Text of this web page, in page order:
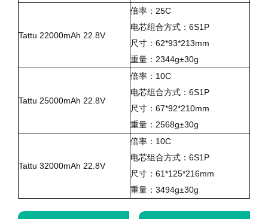
Tattu 22000mAh 22.8V
倍率： 25C
电芯组合方式： 6S1P
尺寸： 62*93*213mm
重量： 2344g±30g
Tattu 25000mAh 22.8V
倍率： 10C
电芯组合方式： 6S1P
尺寸： 67*92*210mm
重量： 2568g±30g
Tattu 32000mAh 22.8V
倍率： 10C
电芯组合方式： 6S1P
尺寸： 61*125*216mm
重量： 3494g±30g